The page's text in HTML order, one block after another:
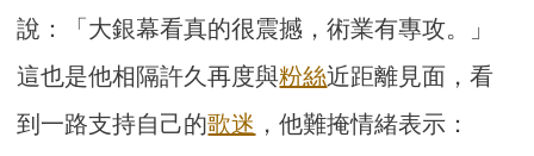
說：「大銀幕看真的很震撼，術業有專攻。」
這也是他相隔許久再度與粉絲近距離見面，看
到一路支持自己的歌迷 ，他難掩情緒表示：